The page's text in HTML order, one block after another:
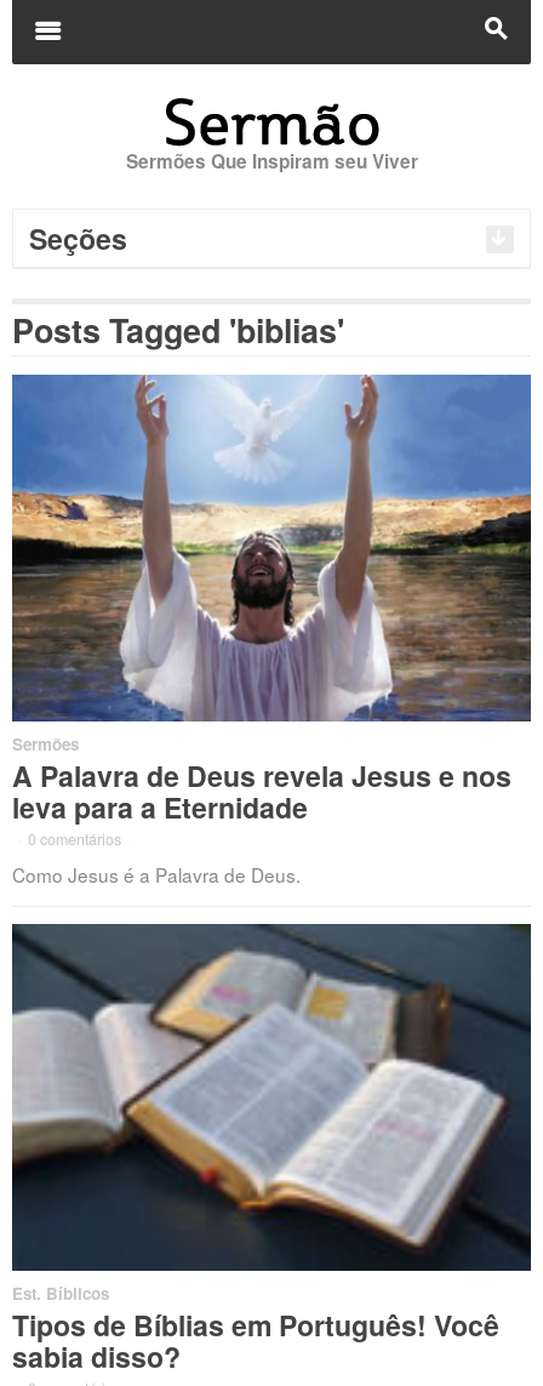
s
m
Sermões Que Inspiram seu Viver
Seções
Posts Tagged 'biblias'
Sermões
A Palavra de Deus revela Jesus e nos
leva para a Eternidade
0 comentários
Como Jesus é a Palavra de Deus.
Est. Bíblicos
Tipos de Bíblias em Português! Você
sabia disso?